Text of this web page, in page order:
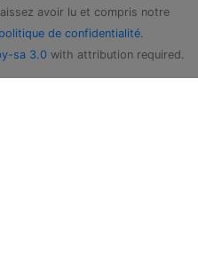
avoir lu et compris notre
politique de confidentialité.
sa 3.0 with attribution required.